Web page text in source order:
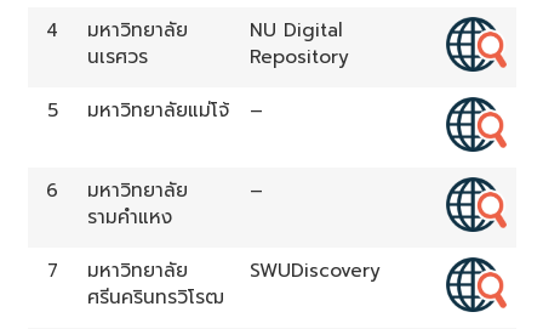
4
มหาวิทยาลัย
นเรศวร
NU Digital
Repository
5
มหาวิทยาลัยแม่โจ้ –
6
มหาวิทยาลัย
รามคำแหง
–
7
มหาวิทยาลัย
ศรีนครินทรวิโรฒ
SWUDiscovery